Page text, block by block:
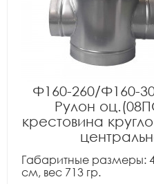
Ф160-260/Ф160-
Рулон
крестовина
Габаритные размеры:
см, вес 713 гр.